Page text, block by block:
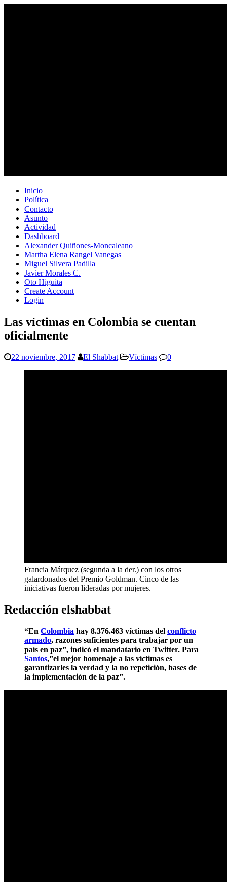
Inicio
Política
Contacto
Asunto
Actividad
Dashboard
Alexander Quiñones-Moncaleano
Martha Elena Rangel Vanegas
Miguel Silvera Padilla
Javier Morales C.
Oto Higuita
Create Account
Login
Las víctimas en Colombia se cuentan
oficialmente
22 noviembre, 2017 El Shabbat Víctimas 0
Francia Márquez (segunda a la der.) con los otros
galardonados del Premio Goldman. Cinco de las
iniciativas fueron lideradas por mujeres.
Redacción elshabbat
“En Colombia hay 8.376.463 víctimas del conflicto
armado, razones suficientes para trabajar por un
país en paz”, indicó el mandatario en Twitter. Para
Santos,”el mejor homenaje a las víctimas es
garantizarles la verdad y la no repetición, bases de
la implementación de la paz”.